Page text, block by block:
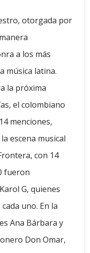
otorgada por
a los más
música latina.
la próxima
el colombiano
menciones,
escena musical
con 14
fueron
G, quienes
uno. En la
Ana Bárbara y
Don Omar,